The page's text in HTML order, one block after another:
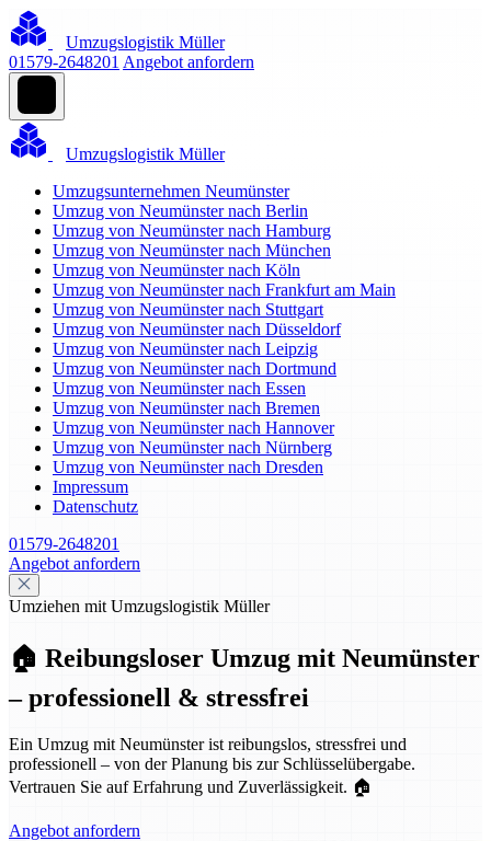
Umzugslogistik Müller
01579-2648201 Angebot anfordern
Umzugslogistik Müller
Umzugsunternehmen Neumünster
Umzug von Neumünster nach Berlin
Umzug von Neumünster nach Hamburg
Umzug von Neumünster nach München
Umzug von Neumünster nach Köln
Umzug von Neumünster nach Frankfurt am Main
Umzug von Neumünster nach Stuttgart
Umzug von Neumünster nach Düsseldorf
Umzug von Neumünster nach Leipzig
Umzug von Neumünster nach Dortmund
Umzug von Neumünster nach Essen
Umzug von Neumünster nach Bremen
Umzug von Neumünster nach Hannover
Umzug von Neumünster nach Nürnberg
Umzug von Neumünster nach Dresden
Impressum
Datenschutz
01579-2648201
Angebot anfordern
Umziehen mit Umzugslogistik Müller
🏠 Reibungsloser Umzug mit Neumünster
– professionell & stressfrei
Ein Umzug mit Neumünster ist reibungslos, stressfrei und
professionell – von der Planung bis zur Schlüsselübergabe.
Vertrauen Sie auf Erfahrung und Zuverlässigkeit. 🏠
Angebot anfordern